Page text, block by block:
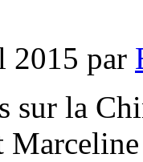
2015 par
sur la